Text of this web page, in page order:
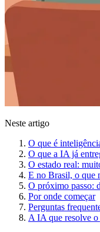
Neste artigo
O que é
O que a IA já
O estado real:
E no Brasil, o que
O próximo passo:
Por onde começar
Perguntas
A IA que resolve o